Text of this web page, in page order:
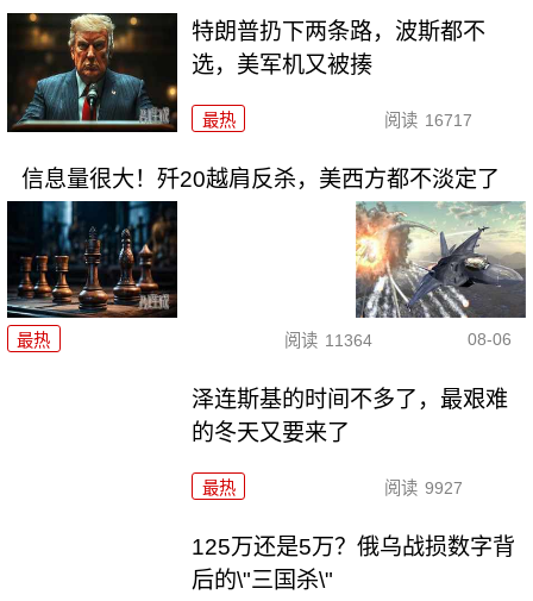
特朗普扔下两条路，波斯都不
选，美军机又被揍
最热 阅读 16717
信息量很大！歼20越肩反杀，美西方都不淡定了
最热 阅读 11364 08-06
泽连斯基的时间不多了，最艰难
的冬天又要来了
最热 阅读 9927
125万还是5万？俄乌战损数字背
后的\"三国杀\"